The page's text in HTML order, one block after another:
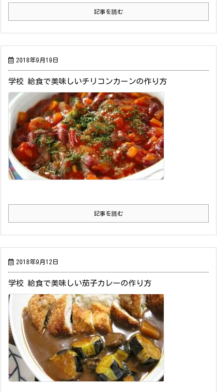
記事を読む
2018年9月19日
学校 給食で美味しいチリコンカーンの作り方
記事を読む
2018年9月12日
学校 給食で美味しい茄子カレーの作り方